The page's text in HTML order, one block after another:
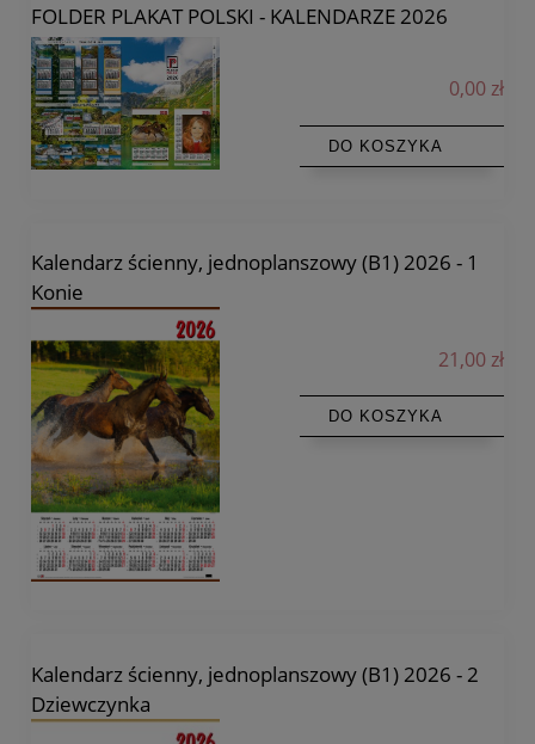
FOLDER PLAKAT POLSKI - KALENDARZE 2026
0,00 zł
DO KOSZYKA
Kalendarz ścienny, jednoplanszowy (B1) 2026 - 1
Konie
21,00 zł
DO KOSZYKA
Kalendarz ścienny, jednoplanszowy (B1) 2026 - 2
Dziewczynka